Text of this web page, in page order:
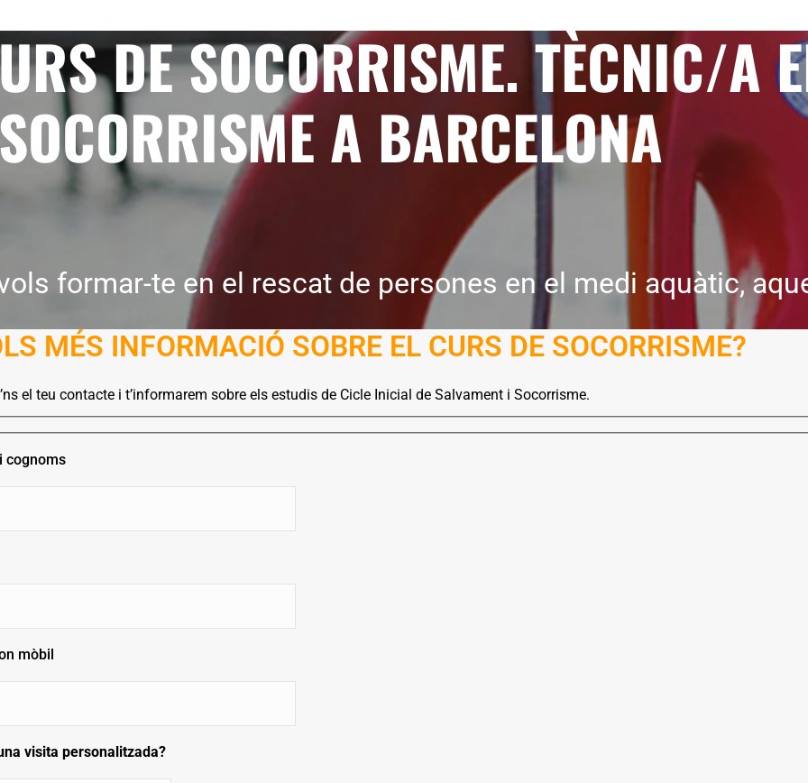
DE SOCORRISME. TÈCNIC/A
A BARCELONA
formar-te en el rescat de persones en el medi aquàtic,
MÉS INFORMACIÓ SOBRE EL CURS DE SOCORRISME?
el teu contacte i t’informarem sobre els estudis de Cicle Inicial de Salvament i Socorrisme.
cognoms
mòbil
visita personalitzada?